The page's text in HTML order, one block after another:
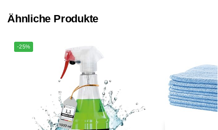
Ähnliche Produkte
-25%